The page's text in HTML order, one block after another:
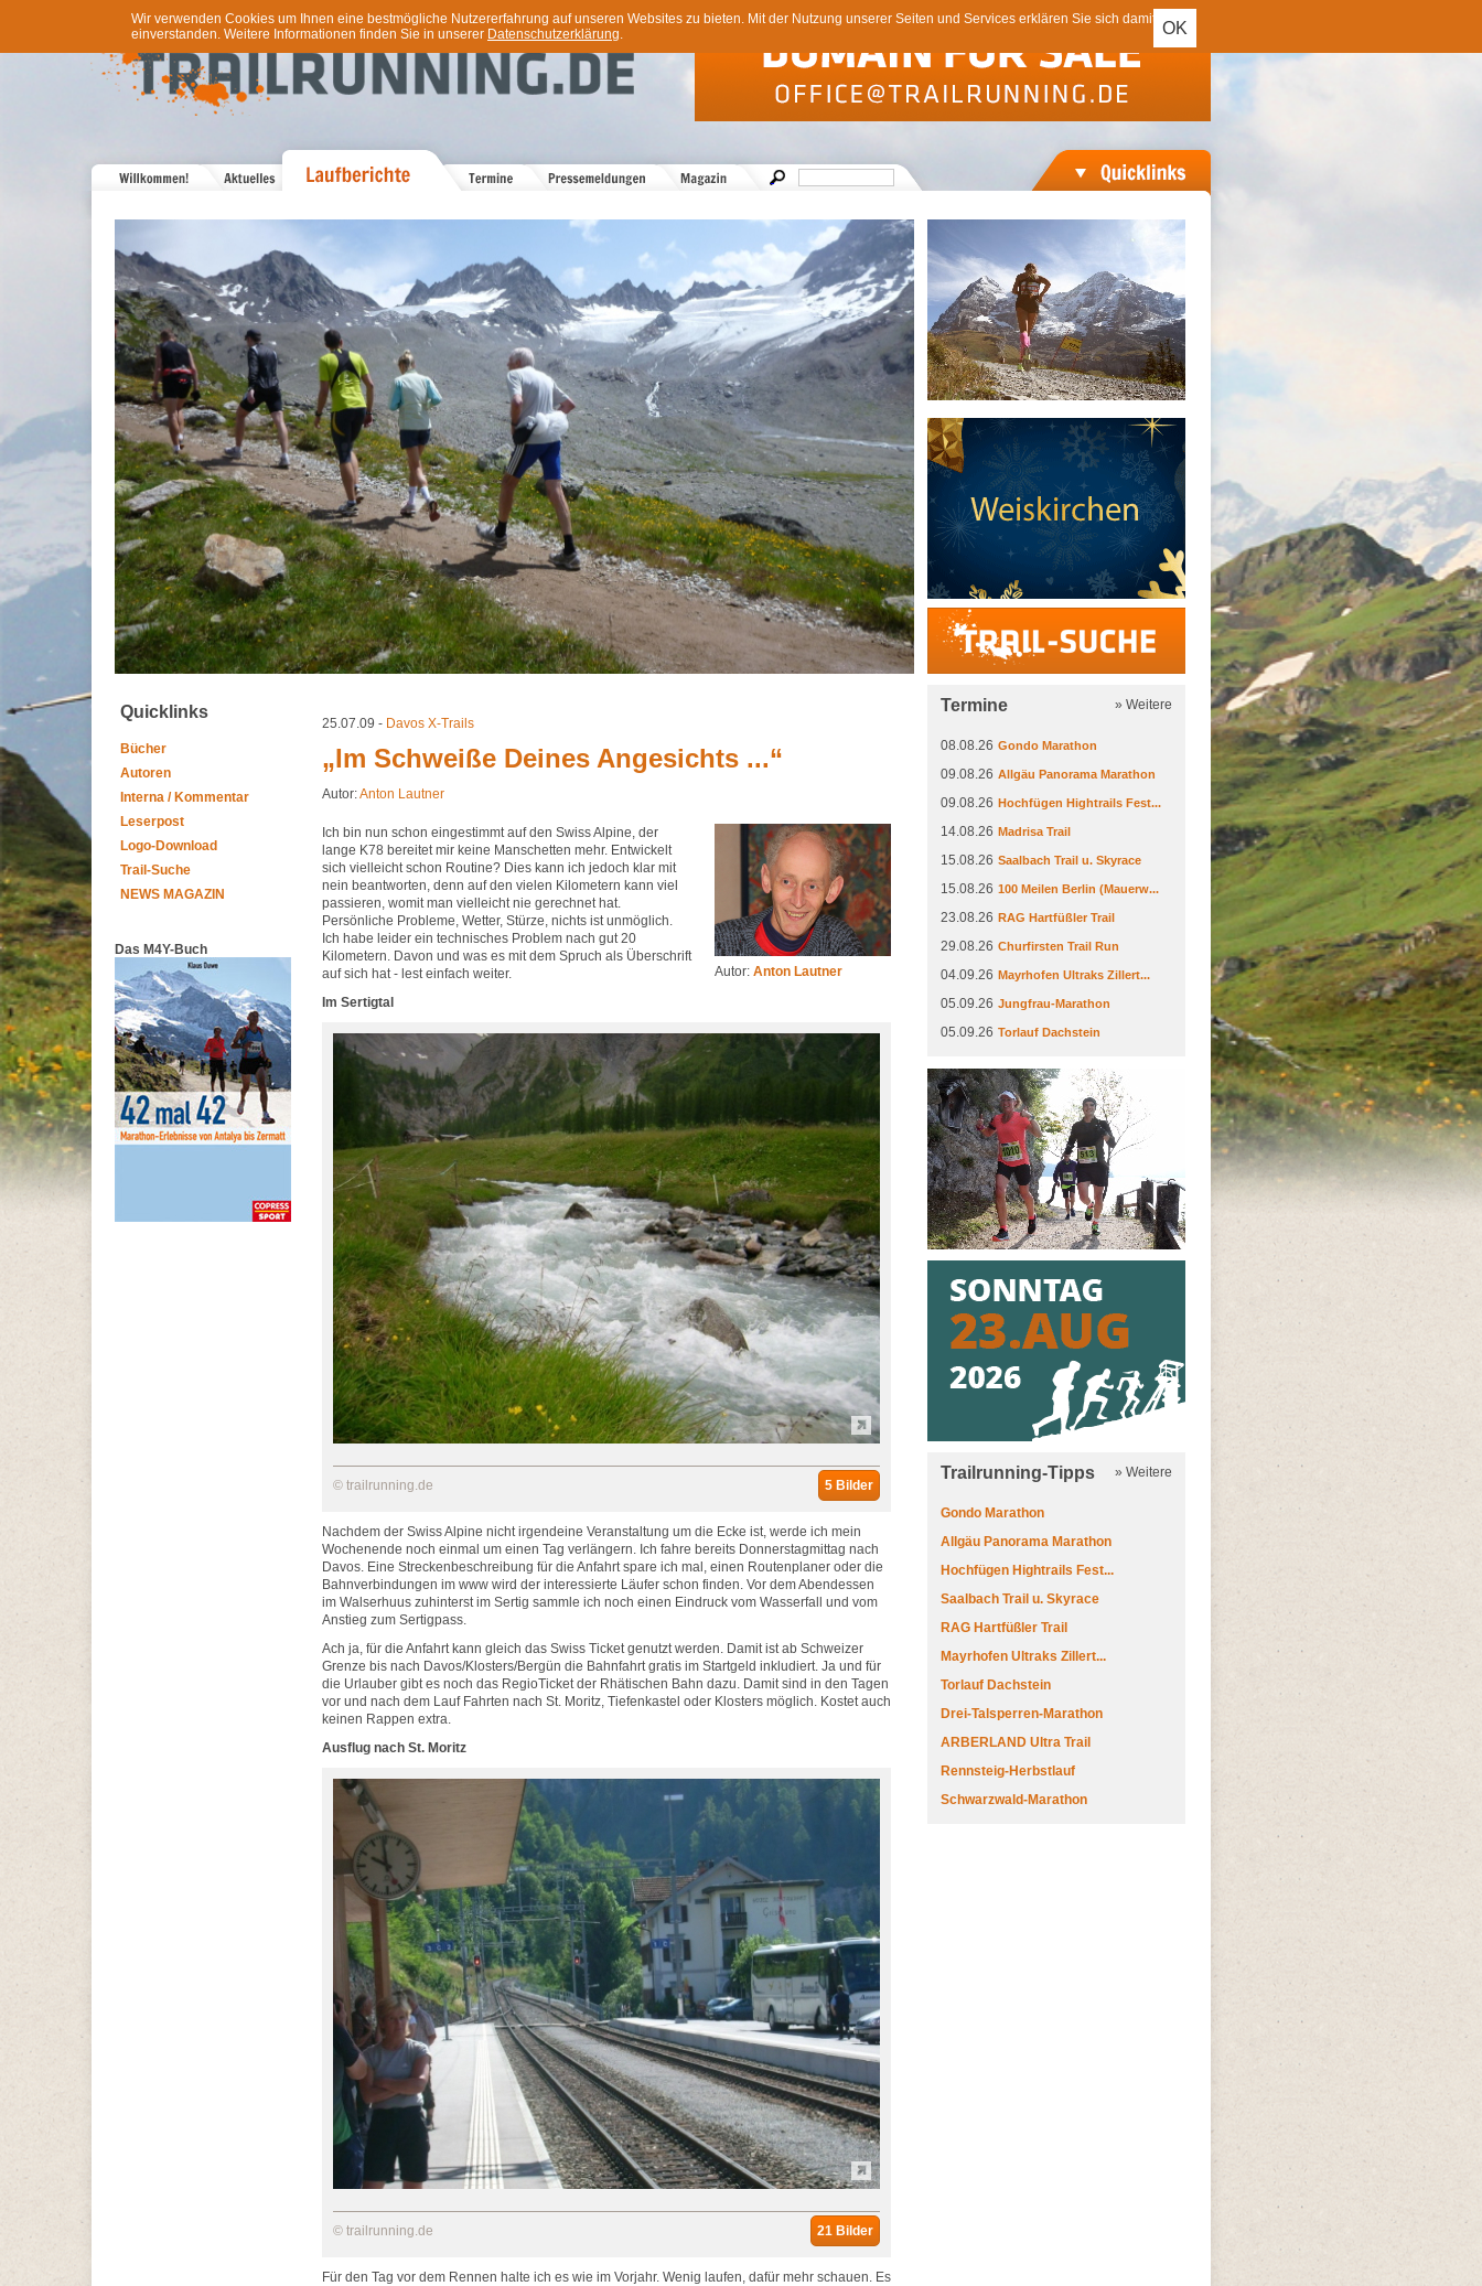
OK
Wir verwenden Cookies um Ihnen eine bestmögliche Nutzererfahrung auf unseren Websites zu bieten. Mit der Nutzung unserer Seiten und Services erklären Sie sich damit
einverstanden. Weitere Informationen finden Sie in unserer Datenschutzerklärung.
Trail-Suche
Quicklinks
Bücher
Autoren
Interna / Kommentar
Leserpost
Logo-Download
Trail-Suche
NEWS MAGAZIN
Das M4Y-Buch
25.07.09 - Davos X-Trails
„Im Schweiße Deines Angesichts ...“
Autor:Anton Lautner
Autor: Anton Lautner
Ich bin nun schon eingestimmt auf den Swiss Alpine, der
lange K78 bereitet mir keine Manschetten mehr. Entwickelt
sich vielleicht schon Routine? Dies kann ich jedoch klar mit
nein beantworten, denn auf den vielen Kilometern kann viel
passieren, womit man vielleicht nie gerechnet hat.
Persönliche Probleme, Wetter, Stürze, nichts ist unmöglich.
Ich habe leider ein technisches Problem nach gut 20
Kilometern. Davon und was es mit dem Spruch als Überschrift
auf sich hat - lest einfach weiter.
Im Sertigtal
© trailrunning.de 5 Bilder
Nachdem der Swiss Alpine nicht irgendeine Veranstaltung um die Ecke ist, werde ich mein
Wochenende noch einmal um einen Tag verlängern. Ich fahre bereits Donnerstagmittag nach
Davos. Eine Streckenbeschreibung für die Anfahrt spare ich mal, einen Routenplaner oder die
Bahnverbindungen im www wird der interessierte Läufer schon finden. Vor dem Abendessen
im Walserhuus zuhinterst im Sertig sammle ich noch einen Eindruck vom Wasserfall und vom
Anstieg zum Sertigpass.
Ach ja, für die Anfahrt kann gleich das Swiss Ticket genutzt werden. Damit ist ab Schweizer
Grenze bis nach Davos/Klosters/Bergün die Bahnfahrt gratis im Startgeld inkludiert. Ja und für
die Urlauber gibt es noch das RegioTicket der Rhätischen Bahn dazu. Damit sind in den Tagen
vor und nach dem Lauf Fahrten nach St. Moritz, Tiefenkastel oder Klosters möglich. Kostet auch
keinen Rappen extra.
Ausflug nach St. Moritz
© trailrunning.de 21 Bilder
Für den Tag vor dem Rennen halte ich es wie im Vorjahr. Wenig laufen, dafür mehr schauen. Es
Termine » Weitere
08.08.26 Gondo Marathon
09.08.26 Allgäu Panorama Marathon
09.08.26 Hochfügen Hightrails Fest...
14.08.26 Madrisa Trail
15.08.26 Saalbach Trail u. Skyrace
15.08.26 100 Meilen Berlin (Mauerw...
23.08.26 RAG Hartfüßler Trail
29.08.26 Churfirsten Trail Run
04.09.26 Mayrhofen Ultraks Zillert...
05.09.26 Jungfrau-Marathon
05.09.26 Torlauf Dachstein
Trailrunning-Tipps » Weitere
Gondo Marathon
Allgäu Panorama Marathon
Hochfügen Hightrails Fest...
Saalbach Trail u. Skyrace
RAG Hartfüßler Trail
Mayrhofen Ultraks Zillert...
Torlauf Dachstein
Drei-Talsperren-Marathon
ARBERLAND Ultra Trail
Rennsteig-Herbstlauf
Schwarzwald-Marathon